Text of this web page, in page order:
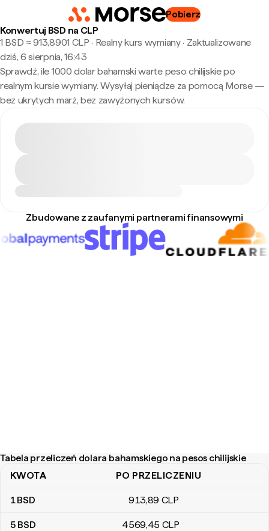
Pobierz
Konwertuj BSD na CLP
1 BSD ≈ 913,8901 CLP · Realny kurs wymiany· Zaktualizowane
dziś, 6 sierpnia, 16:43
Sprawdź, ile 1000 dolar bahamski warte peso chilijskie po
realnym kursie wymiany. Wysyłaj pieniądze za pomocą Morse —
bez ukrytych marż, bez zawyżonych kursów.
Zbudowane z zaufanymi partnerami finansowymi
Tabela przeliczeń dolara bahamskiego na pesos chilijskie
Tabela przeliczeń dolara bahamskiego na pesos chilijskie
KWOTA PO PRZELICZENIU
1BSD 913,89 CLP
5 BSD 4569,45 CLP